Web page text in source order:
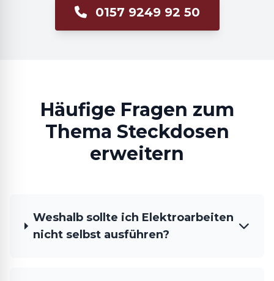
0157 9249 92 50
Häufige Fragen zum
Thema Steckdosen
erweitern
Weshalb sollte ich Elektroarbeiten
nicht selbst ausführen?